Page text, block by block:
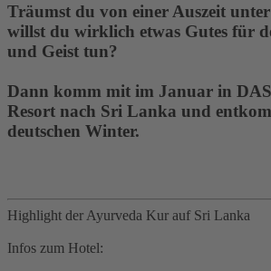
Träumst du von einer Auszeit
willst du wirklich etwas Gutes für
und Geist tun?
Dann komm mit im Januar in
Resort nach Sri Lanka und
deutschen Winter.
Highlight der Ayurveda Kur auf Sri Lanka
Infos zum Hotel: